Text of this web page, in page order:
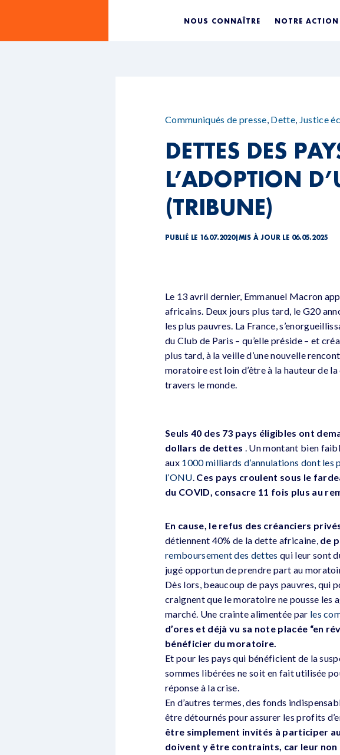
NOUS CONNAÎTRE NOTRE ACTION
Communiqués de presse, Dette, Justice
DETTES DES
L’ADOPTION
(TRIBUNE)
PUBLIÉ LE 16.07.2020| MIS À JOUR LE 06.05.2025
Le 13 avril dernier, Emmanuel Macron
africains. Deux jours plus tard, le G20
les plus pauvres. La France,
du Club de Paris – qu’elle préside – et
plus tard, à la veille d’une nouvelle
moratoire est loin d’être à la hauteur de
travers le monde.
Seuls 40 des 73 pays éligibles ont
dollars de dettes . Un montant bien
aux 1000 milliards d’annulations dont
l’ONU. Ces pays croulent sous le
du COVID, consacre 11 fois plus au
En cause, le refus des créanciers
détiennent 40% de la dette africaine,de
remboursement des dettes qui leur sont
jugé opportun de prendre part au
Dès lors, beaucoup de pays pauvres, qui
craignent que le moratoire ne pousse les
marché. Une crainte alimentée par les
d’ores et déjà vu sa note placée “en
bénéficier du moratoire.
Et pour les pays qui bénéficient de la
sommes libérées ne soit en fait utilisée
réponse à la crise.
En d’autres termes, des fonds
être détournés pour assurer les profits
être simplement invités à participer
doivent y être contraints, car leur